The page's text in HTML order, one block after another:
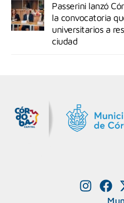
Passerini lanzó
la convocatoria
universitarios a
ciudad